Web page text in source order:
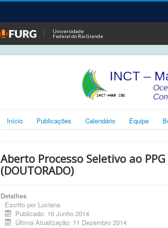
Universidade
Federal do Rio Grande
Início Publicações Calendário Equipe
Aberto Processo Seletivo ao
(DOUTORADO)
Detalhes
Escrito por Luciana
Publicado: 16 Junho 2014
Última Atualização: 11 Dezembro 2014